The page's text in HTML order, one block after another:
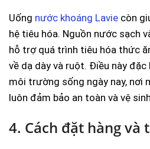
Uống nước khoáng Lavie còn
hệ tiêu hóa. Nguồn nước sạch
hỗ trợ quá trình tiêu hóa thức
về dạ dày và ruột. Điều này
môi trường sống ngày nay, nơi
luôn đảm bảo an toàn và vệ
4. Cách đặt hàng và